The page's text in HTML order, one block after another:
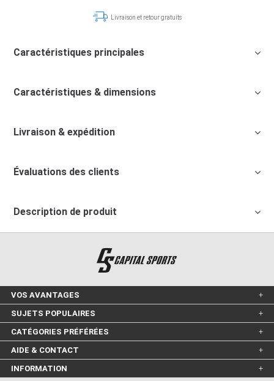
Livraison et retour gratuits
Caractéristiques principales
Caractéristiques & dimensions
Livraison & expédition
Évaluations des clients
Description de produit
VOS AVANTAGES
SUJETS POPULAIRES
CATÉGORIES PRÉFÉRÉES
AIDE & CONTACT
INFORMATION